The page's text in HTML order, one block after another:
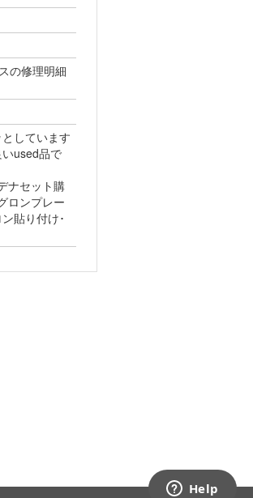
の修理明細
しています
used品で
ナセット購
ロンプレー
貼り付け･